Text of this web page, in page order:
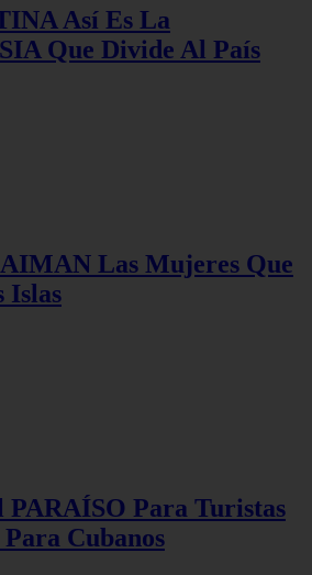
Así Es La
Que Divide Al País
Las Mujeres Que
Islas
PARAÍSO Para Turistas
Cubanos